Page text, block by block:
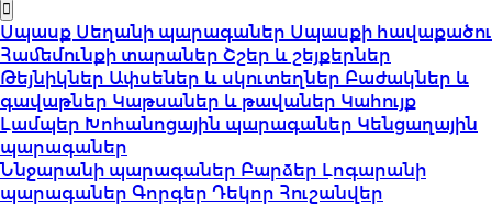
Սպասք Սեղանի պարագաներ Սպասքի հավաքածու
Համեմունքի տարաներ Շշեր և շեյքերներ
Թեյնիկներ Ափսեներ և սկուտեղներ Բաժակներ և
գավաթներ Կաթսաներ և թավաներ Կահույք
Լամպեր Խոհանոցային պարագաներ Կենցաղային
պարագաներ
Ննջարանի պարագաներ Բարձեր Լոգարանի
պարագաներ Գորգեր Դեկոր Հուշանվեր